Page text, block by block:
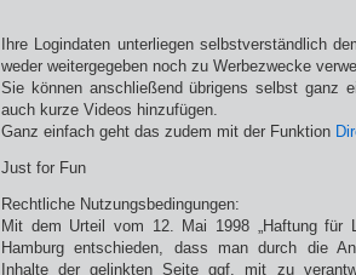
Ihre Logindaten unterliegen selbstverständlich
weder weitergegeben noch zu Werbezwecke
Sie können anschließend übrigens selbst ganz
auch kurze Videos hinzufügen.
Ganz einfach geht das zudem mit der Funktion
Just for Fun
Rechtliche Nutzungsbedingungen:
Mit dem Urteil vom 12. Mai 1998 „Haftung für
Hamburg entschieden, dass man durch die
Inhalte der gelinkten Seite ggf. mit zu